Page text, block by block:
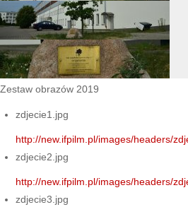
Zestaw obrazów 2019
zdjecie1.jpg
http://new.ifpilm.pl/images/headers/
zdjecie2.jpg
http://new.ifpilm.pl/images/headers/
zdjecie3.jpg